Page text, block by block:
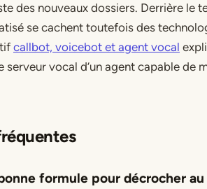
des nouveaux dossiers. Derrière le
se cachent toutefois des
callbot, voicebot et agent vocal
serveur vocal d’un agent capable de
formule pour décrocher